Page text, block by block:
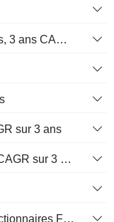
Immobilisations corporelles nettes, 3 ans CAGR %
sur 3 ans
Flux de trésorerie d’exploitation, CAGR sur 3 ans
Flux de trésorerie libre pour les actionnaires FCFE, CAGR sur 3 ans